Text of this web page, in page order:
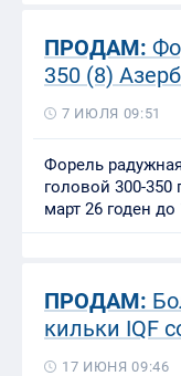
ПРОДАМ:
350 (8)
7 ИЮЛЯ 09:51
Форель
головой 300-350
март 26 годен
ПРОДАМ:
кильки IQF
17 ИЮНЯ 09:46